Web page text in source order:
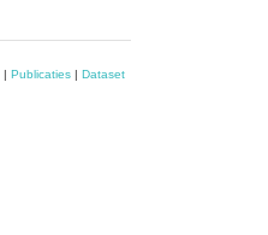
| Publicaties | Dataset